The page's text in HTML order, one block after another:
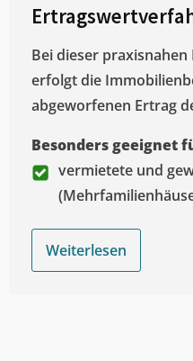
Bei dieser
erfolgt die
abgeworfenen Ertrag
Besonders geeignet
vermietete und
Weiterlesen